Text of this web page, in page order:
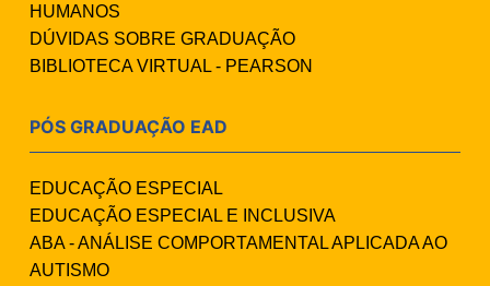
HUMANOS
DÚVIDAS SOBRE GRADUAÇÃO
BIBLIOTECA VIRTUAL - PEARSON
PÓS GRADUAÇÃO EAD
EDUCAÇÃO ESPECIAL
EDUCAÇÃO ESPECIAL E INCLUSIVA
ABA - ANÁLISE COMPORTAMENTAL APLICADA AO
AUTISMO